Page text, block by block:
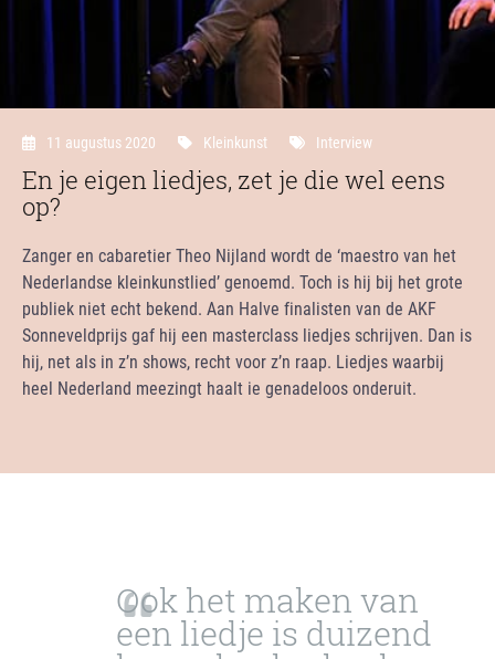
11 augustus 2020 Kleinkunst Interview
En je eigen liedjes, zet je die wel eens
op?
Zanger en cabaretier Theo Nijland wordt de ‘maestro van het
Nederlandse kleinkunstlied’ genoemd. Toch is hij bij het grote
publiek niet echt bekend. Aan Halve finalisten van de AKF
Sonneveldprijs gaf hij een masterclass liedjes schrijven. Dan is
hij, net als in z’n shows, recht voor z’n raap. Liedjes waarbij
heel Nederland meezingt haalt ie genadeloos onderuit.
Ook het maken van
een liedje is duizend